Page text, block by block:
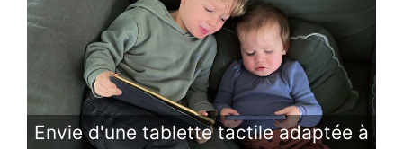
Envie d'une tablette tactile adaptée à